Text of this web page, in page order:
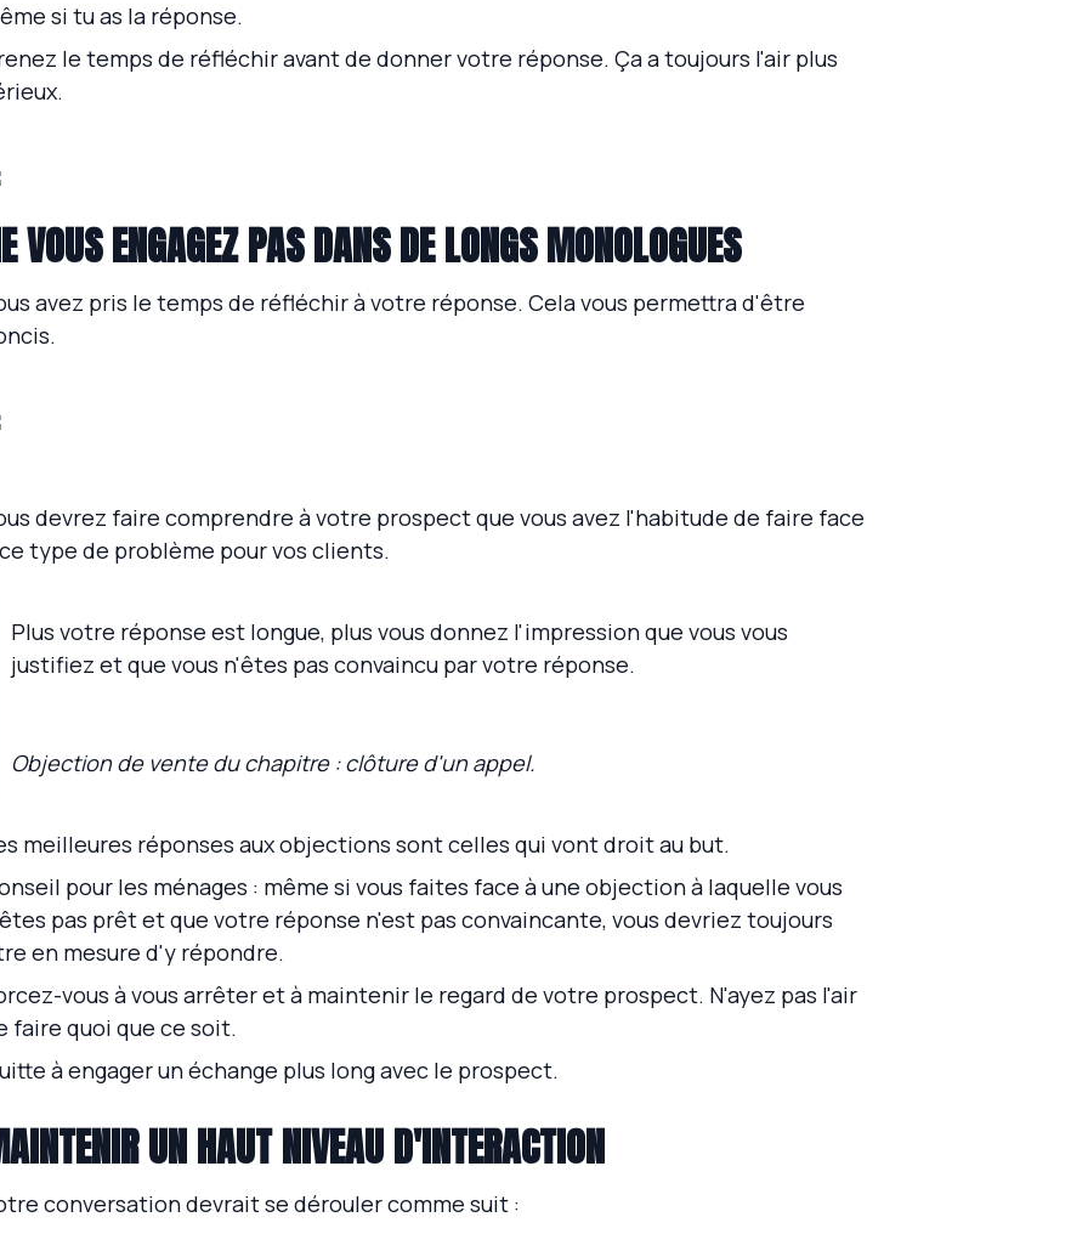
si tu as la réponse.
le temps de réfléchir avant de donner votre réponse. Ça a toujours l'air plus
VOUS ENGAGEZ PAS DANS DE LONGS MONOLOGUES
avez pris le temps de réfléchir à votre réponse. Cela vous permettra d'être
devrez faire comprendre à votre prospect que vous avez l'habitude de faire face
type de problème pour vos clients.
Plus votre réponse est longue, plus vous donnez l'impression que vous vous
justifiez et que vous n'êtes pas convaincu par votre réponse.
Objection de vente du chapitre : clôture d'un appel.
meilleures réponses aux objections sont celles qui vont droit au but.
pour les ménages : même si vous faites face à une objection à laquelle vous
pas prêt et que votre réponse n'est pas convaincante, vous devriez toujours
en mesure d'y répondre.
vous à vous arrêter et à maintenir le regard de votre prospect. N'ayez pas l'air
faire quoi que ce soit.
à engager un échange plus long avec le prospect.
UN HAUT NIVEAU D'INTERACTION
conversation devrait se dérouler comme suit :